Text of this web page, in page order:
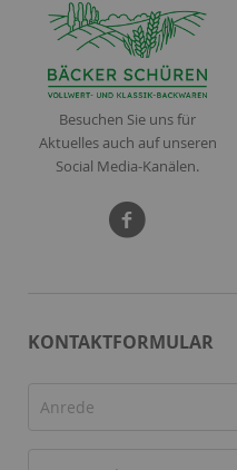
Besuchen Sie uns für
Aktuelles auch auf unseren
Social Media-Kanälen.
KONTAKTFORMULAR
Anrede